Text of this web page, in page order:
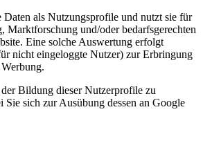
Daten als Nutzungsprofile und nutzt sie für
Marktforschung und/oder bedarfsgerechten
Eine solche Auswertung erfolgt
nicht eingeloggte Nutzer) zur Erbringung
der Bildung dieser Nutzerprofile zu
Sie sich zur Ausübung dessen an Google